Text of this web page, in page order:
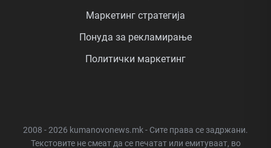
Маркетинг стратегија
Понуда за рекламирање
Политички маркетинг
2008 - 2026 kumanovonews.mk - Сите права се задржани.
Текстовите не смеат да се печатат или емитуваат, во